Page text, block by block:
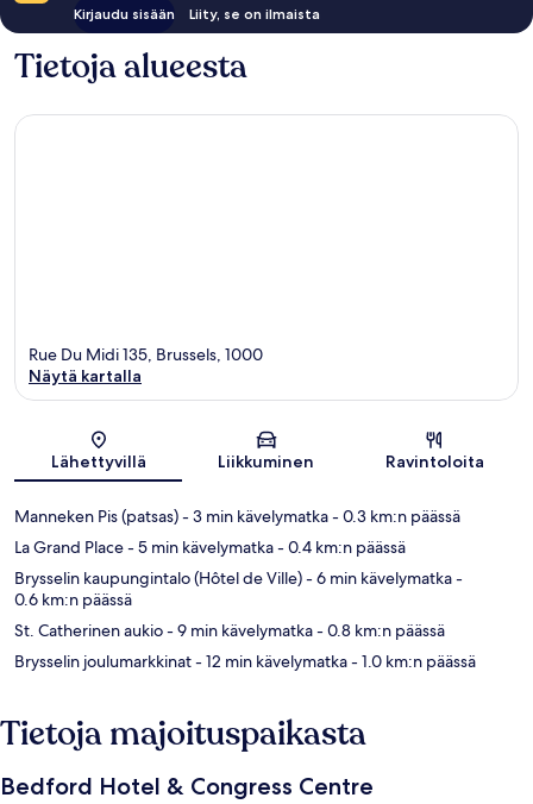
Kirjaudu sisään Liity, se on ilmaista
Tietoja alueesta
Kartta
Rue Du Midi 135, Brussels, 1000
Näytä kartalla
Lähettyvillä Liikkuminen Ravintoloita
Manneken Pis (patsas)- 3 min kävelymatka- 0.3 km:n päässä
La Grand Place- 5 min kävelymatka- 0.4 km:n päässä
Brysselin kaupungintalo (Hôtel de Ville)- 6 min kävelymatka-
0.6 km:n päässä
St. Catherinen aukio- 9 min kävelymatka- 0.8 km:n päässä
Brysselin joulumarkkinat- 12 min kävelymatka- 1.0 km:n päässä
Tietoja majoituspaikasta
Bedford Hotel & Congress Centre